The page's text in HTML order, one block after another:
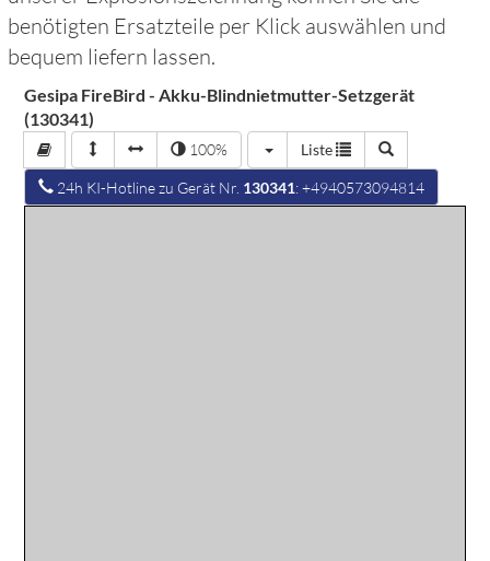
benötigten Ersatzteile per Klick auswählen und
bequem liefern lassen.
Gesipa FireBird - Akku-Blindnietmutter-Setzgerät
(130341)
100% Liste
24h KI-Hotline zu Gerät Nr. 130341: +4940573094814